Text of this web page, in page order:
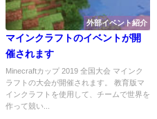
外部イベント紹介
マインクラフトのイベントが開
催されます
Minecraftカップ 2019 全国大会 マインク
ラフトの大会が開催されます。 教育版マ
インクラフトを使用して、チームで世界を
作って競い...